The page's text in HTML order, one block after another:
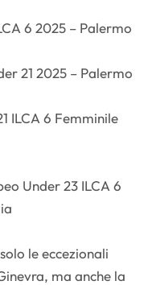
6 2025 – Palermo
21 2025 – Palermo
ILCA 6 Femminile
Under 23 ILCA 6
le eccezionali
ma anche la